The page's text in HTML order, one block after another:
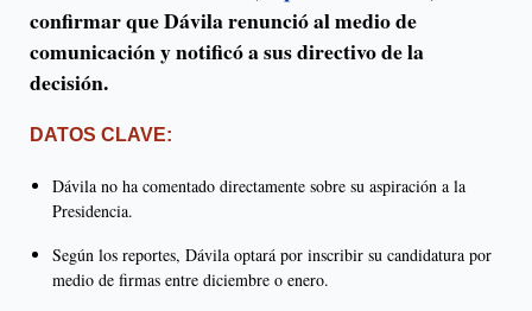
confirmar que Dávila renunció al medio de
comunicación y notificó a sus directivo de la
decisión.
DATOS CLAVE:
Dávila no ha comentado directamente sobre su aspiración a la
Presidencia.
Según los reportes, Dávila optará por inscribir su candidatura por
medio de firmas entre diciembre o enero.